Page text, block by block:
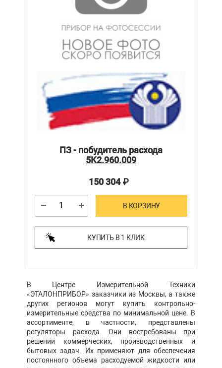
ПЗ - побудитель расхода
5К2.960.009
150 304₽
В КОРЗИНУ
КУПИТЬ В 1 КЛИК
В Центре Измерительной Техники
«ЭТАЛОНПРИБОР» заказчики из Москвы, а также
других регионов могут купить контрольно-
измерительные средства по минимальной цене. В
ассортименте, в частности, представлены
регуляторы расхода. Они востребованы при
решении коммерческих, производственных и
бытовых задач. Их применяют для обеспечения
постоянного объема расходуемой жидкости или